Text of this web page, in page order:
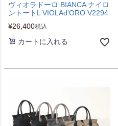
ヴィオラドーロ BIANCA ナイロ
ントートL VIOLAd'ORO V2294
¥26,400税込
カートに入れる